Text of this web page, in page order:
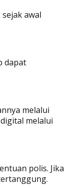
awal
dapat
melalui
melalui
polis. Jika